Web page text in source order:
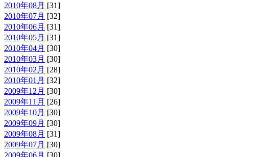
2010年08月 [31]
2010年07月 [32]
2010年06月 [31]
2010年05月 [31]
2010年04月 [30]
2010年03月 [30]
2010年02月 [28]
2010年01月 [32]
2009年12月 [30]
2009年11月 [26]
2009年10月 [30]
2009年09月 [30]
2009年08月 [31]
2009年07月 [30]
2009年06月 [30]